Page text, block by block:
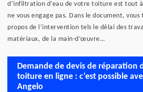
d’infiltration d’eau de votre toiture est tout
ne vous engage pas. Dans le document,
propos de l’intervention tels le délai des
matériaux, de la main-d’œuvre…
Demande de devis de réparation
toiture en ligne : c’est possible
Angelo